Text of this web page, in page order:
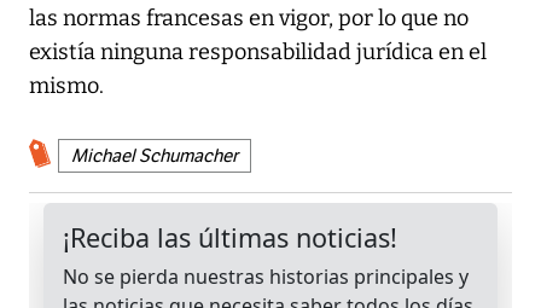
las normas francesas en vigor, por lo que no
existía ninguna responsabilidad jurídica en el
mismo.
Michael Schumacher